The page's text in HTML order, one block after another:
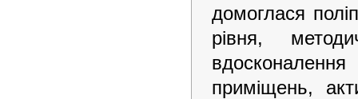
домоглася
рівня,
приміщень,